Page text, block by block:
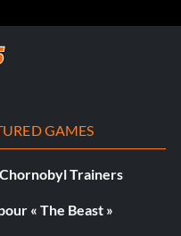
GAMES
Chornobyl Trainers
« The Beast »